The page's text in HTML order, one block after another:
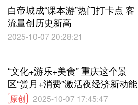
白帝城成“课本游”热门打卡点 客
流量创历史新高
2025-10-07 20:28:21
“文化+游乐+美食” 重庆这个景
区“赏月+消费”激活夜经济新动能
原创 2025-10-07 17:45:47